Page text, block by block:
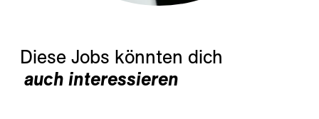
auch interessieren